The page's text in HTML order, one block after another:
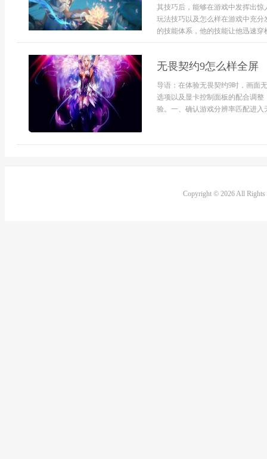
其技巧后，能够在游戏中发挥出
玩法技巧以及怎么样在游戏中充
的技能体系，他的技能让他迅速穿
无畏契约9怎么样全屏
导语：在体验无畏契约9时，画面
选项以及显卡控制面板的配合调
验。一、确认游戏分辨率匹配进入
Copyright © 2026 All